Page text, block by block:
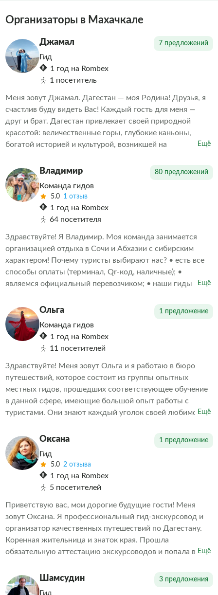
протяжении всей поездки. Что покорило
больше всего — она с легкостью
подстроилась под микроклимат и интересы
нашей разновозрастной семьи, была
возможность насладиться пейзажами и
получить глубокие знания. Отдельная
благодарность за кофе и закат. Спасибо
Организаторы в Махачкале
Джамал 7 предложений
Гид
1 год на Rombex
1 посетитель
Меня зовут Джамал. Дагестан — моя Родина! Друзья, я
счастлив буду видеть Вас! Каждый гость для меня —
друг и брат. Дагестан привлекает своей природной
красотой: величественные горы, глубокие каньоны,
богатой историей и культурой, возникшей на
Вас открыть для себя эту жемчужину Кавказа,
почувствовать дух приключений и узнать то, о чём
многие даже не догадывались.
Ещё
Владимир 80 предложений
Команда гидов
5.0 1 отзыв
1 год на Rombex
64 посетителя
Здравствуйте! Я Владимир. Моя команда занимается
организацией отдыха в Сочи и Абхазии с сибирским
характером! Почему туристы выбирают нас? • есть все
способы оплаты (терминал, Qr-код, наличные); •
являемся официальный перевозчиком; • наши гиды
диспетчерская служба; • водители проходят
ежедневный врачебный осмотр на допуск к управлению
транспортом; • мы сами проехали все маршруты и
готовы поделиться яркими впечатлениями.
Путешествуйте с нами и получите незабываемые
эмоции!
Ещё
Ольга 1 предложение
Команда гидов
1 год на Rombex
11 посетителей
Здравствуйте! Меня зовут Ольга и я работаю в бюро
путешествий, которое состоит из группы опытных
местных гидов, прошедших соответствующее обучение
в данной сфере, имеющие большой опыт работы с
туристами. Они знают каждый уголок своей любимой
Более 4х лет организовывают однодневные,
многодневные и индивидуальные экскурсии и
путешествия наших дорогих гостей по удивительному
Дагестану.
Ещё
Оксана 1 предложение
Гид
5.0 2 отзыва
1 год на Rombex
5 посетителей
Приветствую вас, мои дорогие будущие гости! Меня
зовут Оксана. Я профессиональный гид-экскурсовод и
организатор качественных путешествий по Дагестану.
Коренная жительница и знаток края. Прошла
обязательную аттестацию экскурсоводов и попала в
всегда позитивно, активно, информативно, а самое
главное — время пролетает незаметно.
Ещё
Шамсудин 3 предложения
Гид